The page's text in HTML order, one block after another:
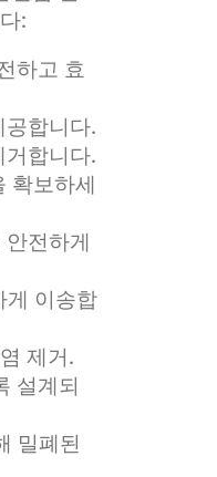
:
하고 효
합니다.
합니다.
확보하세
전하게
게 이송합
제거.
설계되
밀폐된